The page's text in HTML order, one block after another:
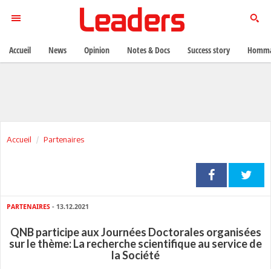
Accueil Partenaires
PARTENAIRES - 13.12.2021
QNB participe aux Journées Doctorales organisées
sur le thème: La recherche scientifique au service de
la Société
Accueil News Opinion Notes & Docs Success story